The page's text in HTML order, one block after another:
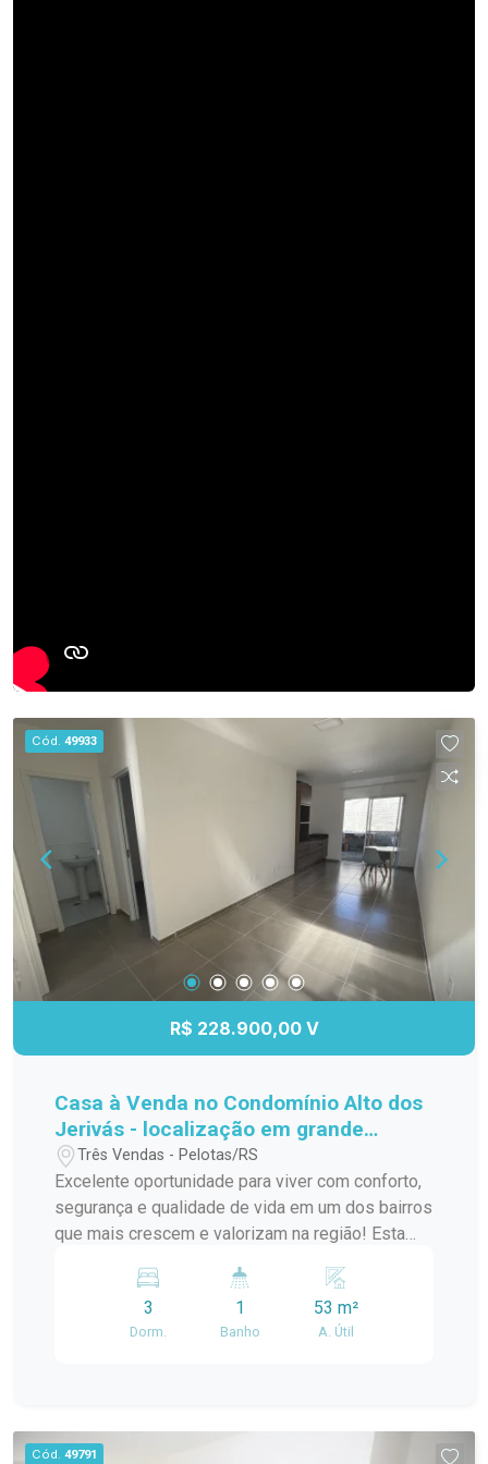
Cód. 49933
R$ 228.900,00 V
Casa à Venda no Condomínio Alto dos
Jerivás - localização em grande
expansão
Três Vendas - Pelotas/RS
Excelente oportunidade para viver com conforto,
segurança e qualidade de vida em um dos bairros
que mais crescem e valorizam na região! Esta
praticidade, privacidade e um excelente
aproveitamento dos espaços. Por ser uma casa
de ponta, oferece um diferencial muito
espaço gourmet aconchegante. O imóvel conta
3
Dorm.
1
Banho
53 m²
A. Útil
Cód. 49791